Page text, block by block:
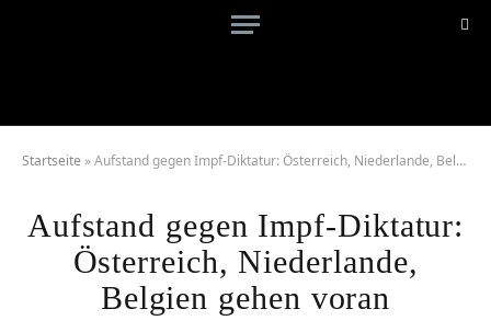
Startseite »Aufstand gegen Impf-Diktatur: Österreich, Niederlande, Belgien gehen voran
Aufstand gegen Impf-Diktatur:
Österreich, Niederlande,
Belgien gehen voran